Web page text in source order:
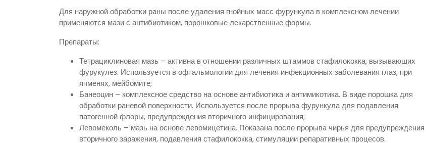
Для наружной обработки раны после удаления гнойных масс фурункула в комплексном лечении
применяются мази с антибиотиком, порошковые лекарственные формы.
Препараты:
Тетрациклиновая мазь – активна в отношении различных штаммов стафилококка, вызывающих
фурукулез. Используется в офтальмологии для лечения инфекционных заболевания глаз, при
ячменях, мейбомите;
Банеоцин – комплексное средство на основе антибиотика и антимикотика. В виде порошка для
обработки раневой поверхности. Используется после прорыва фурункула для подавления
патогенной флоры, предупреждения вторичного инфицирования;
Левомеколь – мазь на основе левомицетина. Показана после прорыва чирья для предупреждения
вторичного заражения, подавления стафилококка, стимуляции репаративных процесов.